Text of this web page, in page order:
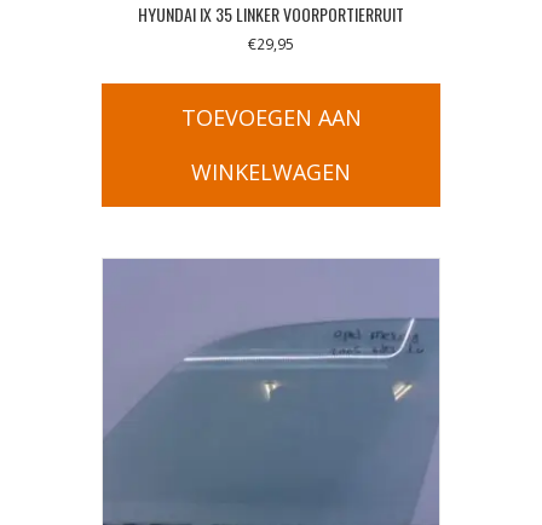
HYUNDAI IX 35 LINKER VOORPORTIERRUIT
€29,95
TOEVOEGEN AAN
WINKELWAGEN